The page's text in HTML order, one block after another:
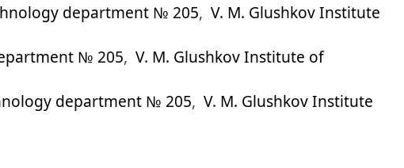
department № 205, V. M. Glushkov Institute
№ 205, V. M. Glushkov Institute of
department № 205, V. M. Glushkov Institute